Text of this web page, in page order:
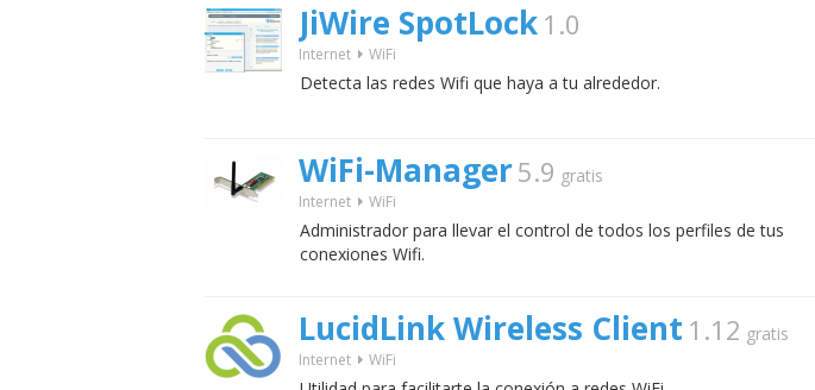
JiWire SpotLock 1.0
Internet WiFi
Detecta las redes Wifi que haya a tu alrededor.
WiFi-Manager5.9 gratis
Internet WiFi
Administrador para llevar el control de todos los perfiles de tus
conexiones Wifi.
LucidLink Wireless Client 1.12 gratis
Internet WiFi